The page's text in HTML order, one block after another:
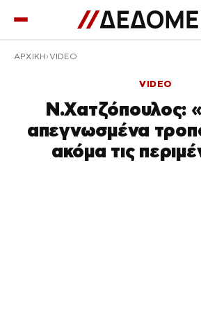
ΑΡΧΙΚΉ VIDEO
VIDEO
Ν.Χατζόπουλος:
απεγνωσμένα
ακόμα τις